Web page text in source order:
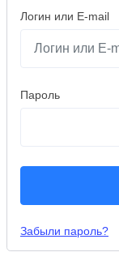
Логин или E-mail
Пароль
Забыли пароль?